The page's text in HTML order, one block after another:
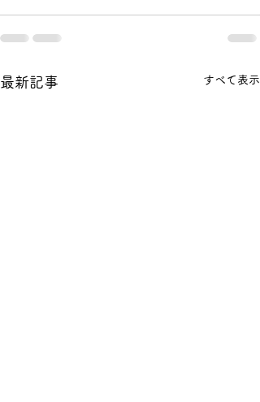
最新記事 すべて表示